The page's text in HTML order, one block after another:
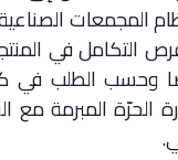
المجمعات
التكامل في
وحسب الطلب في
الحرّة المبرمة مع